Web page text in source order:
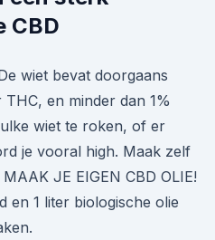
CBD
wiet bevat doorgaans
THC, en minder dan 1%
wiet te roken, of er
je vooral high. Maak zelf
JE EIGEN CBD OLIE!
en 1 liter biologische olie